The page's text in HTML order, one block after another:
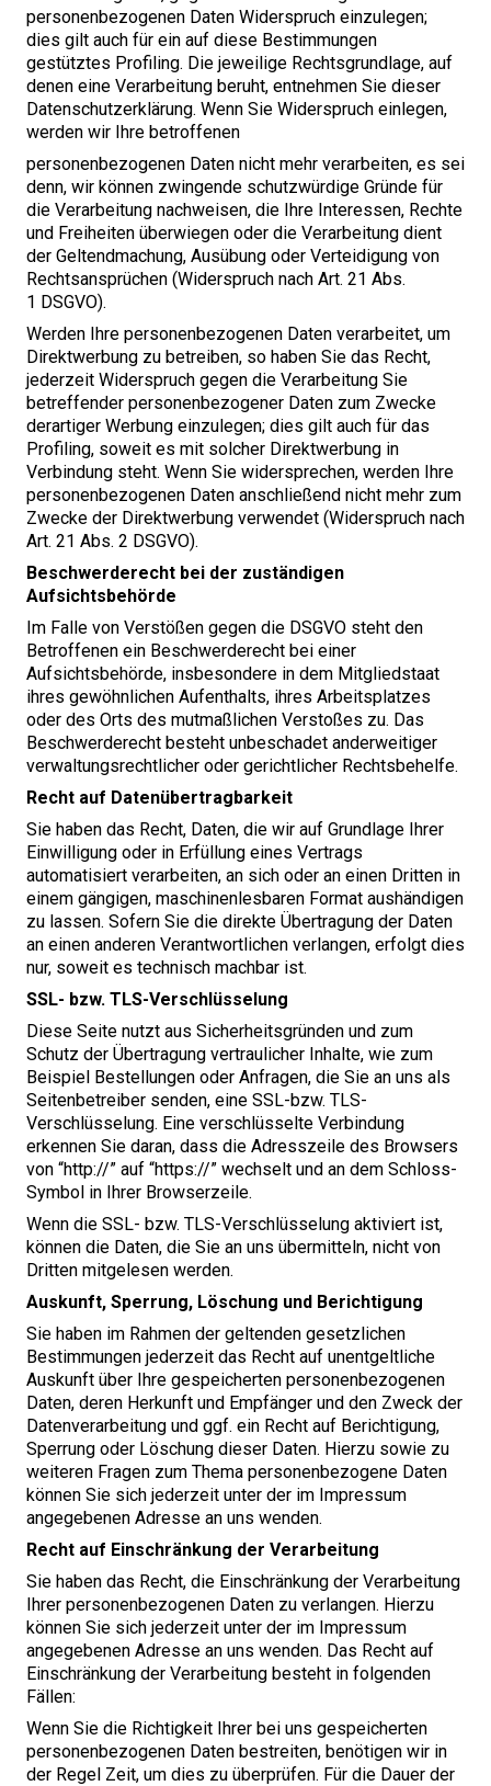
personenbezogenen Daten Widerspruch einzulegen;
dies gilt auch für ein auf diese Bestimmungen
gestütztes Profiling. Die jeweilige Rechtsgrundlage, auf
denen eine Verarbeitung beruht, entnehmen Sie dieser
Datenschutzerklärung. Wenn Sie Widerspruch einlegen,
werden wir Ihre betroffenen
personenbezogenen Daten nicht mehr verarbeiten, es sei
denn, wir können zwingende schutzwürdige Gründe für
die Verarbeitung nachweisen, die Ihre Interessen, Rechte
und Freiheiten überwiegen oder die Verarbeitung dient
der Geltendmachung, Ausübung oder Verteidigung von
Rechtsansprüchen (Widerspruch nach Art. 21 Abs.
1 DSGVO).
Werden Ihre personenbezogenen Daten verarbeitet, um
Direktwerbung zu betreiben, so haben Sie das Recht,
jederzeit Widerspruch gegen die Verarbeitung Sie
betreffender personenbezogener Daten zum Zwecke
derartiger Werbung einzulegen; dies gilt auch für das
Profiling, soweit es mit solcher Direktwerbung in
Verbindung steht. Wenn Sie widersprechen, werden Ihre
personenbezogenen Daten anschließend nicht mehr zum
Zwecke der Direktwerbung verwendet (Widerspruch nach
Art. 21 Abs. 2 DSGVO).
Beschwerderecht bei der zuständigen
Aufsichtsbehörde
Im Falle von Verstößen gegen die DSGVO steht den
Betroffenen ein Beschwerderecht bei einer
Aufsichtsbehörde, insbesondere in dem Mitgliedstaat
ihres gewöhnlichen Aufenthalts, ihres Arbeitsplatzes
oder des Orts des mutmaßlichen Verstoßes zu. Das
Beschwerderecht besteht unbeschadet anderweitiger
verwaltungsrechtlicher oder gerichtlicher Rechtsbehelfe.
Recht auf Datenübertragbarkeit
Sie haben das Recht, Daten, die wir auf Grundlage Ihrer
Einwilligung oder in Erfüllung eines Vertrags
automatisiert verarbeiten, an sich oder an einen Dritten in
einem gängigen, maschinenlesbaren Format aushändigen
zu lassen. Sofern Sie die direkte Übertragung der Daten
an einen anderen Verantwortlichen verlangen, erfolgt dies
nur, soweit es technisch machbar ist.
SSL- bzw. TLS-Verschlüsselung
Diese Seite nutzt aus Sicherheitsgründen und zum
Schutz der Übertragung vertraulicher Inhalte, wie zum
Beispiel Bestellungen oder Anfragen, die Sie an uns als
Seitenbetreiber senden, eine SSL-bzw. TLS-
Verschlüsselung. Eine verschlüsselte Verbindung
erkennen Sie daran, dass die Adresszeile des Browsers
von ​ “http://” auf ​ “https://” wechselt und an dem Schloss-
Symbol in Ihrer Browserzeile.
Wenn die SSL- bzw. TLS-Verschlüsselung aktiviert ist,
können die Daten, die Sie an uns übermitteln, nicht von
Dritten mitgelesen werden.
Auskunft, Sperrung, Löschung und Berichtigung
Sie haben im Rahmen der geltenden gesetzlichen
Bestimmungen jederzeit das Recht auf unentgeltliche
Auskunft über Ihre gespeicherten personenbezogenen
Daten, deren Herkunft und Empfänger und den Zweck der
Datenverarbeitung und ggf. ein Recht auf Berichtigung,
Sperrung oder Löschung dieser Daten. Hierzu sowie zu
weiteren Fragen zum Thema personenbezogene Daten
können Sie sich jederzeit unter der im Impressum
angegebenen Adresse an uns wenden.
Recht auf Einschränkung der Verarbeitung
Sie haben das Recht, die Einschränkung der Verarbeitung
Ihrer personenbezogenen Daten zu verlangen. Hierzu
können Sie sich jederzeit unter der im Impressum
angegebenen Adresse an uns wenden. Das Recht auf
Einschränkung der Verarbeitung besteht in folgenden
Fällen:
Wenn Sie die Richtigkeit Ihrer bei uns gespeicherten
personenbezogenen Daten bestreiten, benötigen wir in
der Regel Zeit, um dies zu überprüfen. Für die Dauer der